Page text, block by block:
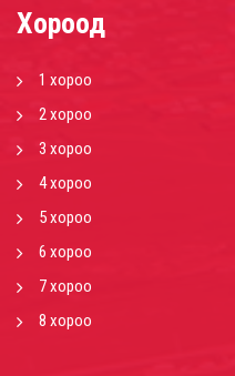
Хороод
1 хороо
2 хороо
3 хороо
4 хороо
5 хороо
6 хороо
7 хороо
8 хороо